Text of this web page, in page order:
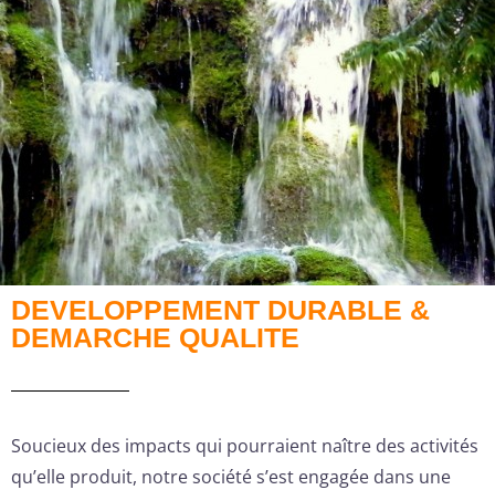
DEVELOPPEMENT DURABLE &
DEMARCHE QUALITE
Soucieux des impacts qui pourraient naître des activités
qu’elle produit, notre société s’est engagée dans une